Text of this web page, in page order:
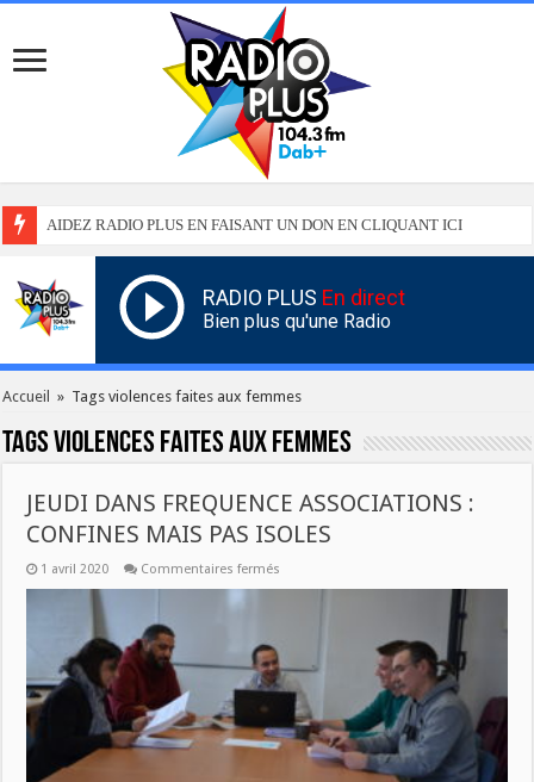
AIDEZ RADIO PLUS EN FAISANT UN DON EN CLIQUANT ICI
RADIO PLUS En direct
Bien plus qu'une Radio
Accueil » Tags violences faites aux femmes
Tagsviolences faites aux femmes
JEUDI DANS FREQUENCE ASSOCIATIONS :
CONFINES MAIS PAS ISOLES
1 avril 2020 Commentaires fermés
CONFINES
MAIS
PAS
ISOLES